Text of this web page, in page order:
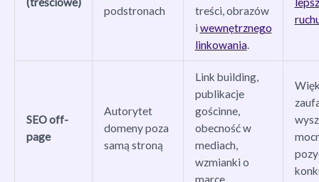
podstronach
treści, obrazów
i wewnętrznego
linkowania.
SEO off-
page
Autorytet
domeny poza
samą stroną
Link building,
publikacje
gościnne,
obecność w
mediach,
wzmianki o
marce.